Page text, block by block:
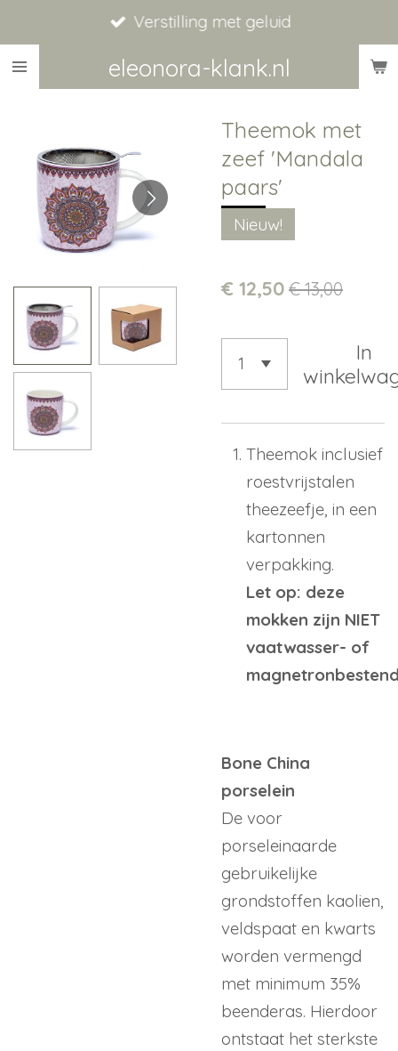
direct
naar
eleonora-klank.nl
Verstilling met geluid
Theemok met
zeef 'Mandala
paars'
Nieuw!
€ 12,50 € 13,00
In
Theemok inclusief
roestvrijstalen
theezeefje, in een
kartonnen
verpakking.
Let op: deze
mokken zijn NIET
vaatwasser- of
Bone China
porselein
De voor
porseleinaarde
gebruikelijke
grondstoffen kaolien,
veldspaat en kwarts
worden vermengd
met minimum 35%
beenderas. Hierdoor
ontstaat het sterkste